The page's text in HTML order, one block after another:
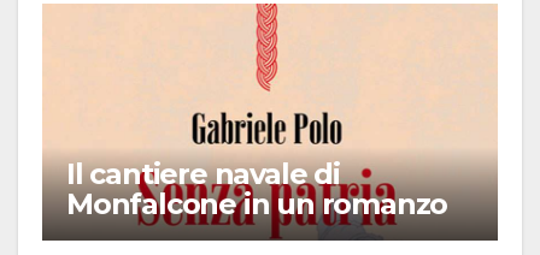
Il cantiere navale di
Monfalcone in un romanzo